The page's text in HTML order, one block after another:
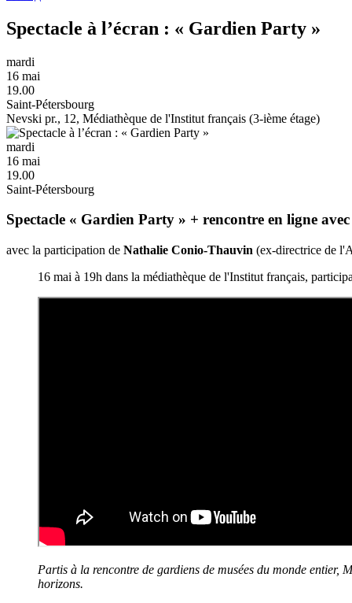
Spectacle à l’écran : « Gardien Party »
mardi
16 mai
19.00
Saint-Pétersbourg
Nevski pr., 12, Médiathèque de l'Institut français (3-ième étage)
mardi
16 mai
19.00
Saint-Pétersbourg
Spectacle « Gardien Party » + rencontre en ligne
avec la participation de Nathalie Conio-Thauvin (ex-directrice de
16 mai à 19h dans la médiathèque de l'Institut français,
Partis à la rencontre de gardiens de musées du monde
horizons.